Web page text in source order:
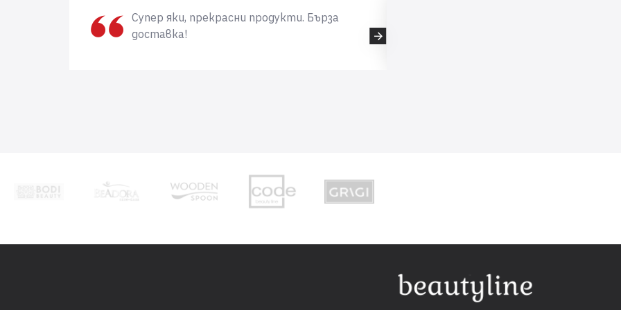
Супер яки, прекрасни продукти. Бърза
доставка!